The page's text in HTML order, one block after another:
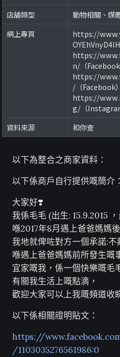
店舖類型
動物相關、媒
網上專頁
https://
https://
n/（Facebook
https://
/（Facebook）
https://
g/（
資料來源
和你查
以下為整合之商家資料：
以下係商戶自行提供嘅簡介：
大家好❣️
我係毛毛 (出生: 15.9.2015
喺2017年8月遇上爸爸媽媽
我地就俾咗對方一個承諾:不
喺遇上爸爸媽媽前所發生嘅
宜家嘅我，係一個快樂嘅毛
有關我生活上嘅點滴，
歡迎大家可以上我嘅頻道收
以下係相關證明貼文：
https://
/1103035276561986:0